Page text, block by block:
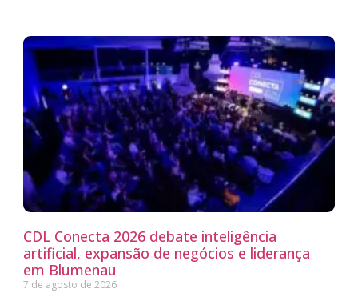
CDL Conecta 2026 debate inteligência
artificial, expansão de negócios e liderança
em Blumenau
7 de agosto de 2026